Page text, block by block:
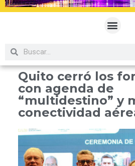
Quito cerró los
con agenda de
“multidestino” y
conectividad